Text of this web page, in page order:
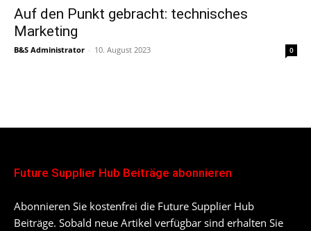
Auf den Punkt gebracht: technisches
Marketing
B&S Administrator - 10. August 2023 0
Future Supplier Hub Beiträge abonnieren
Abonnieren Sie kostenfrei die Future Supplier Hub
Beiträge. Sobald neue Artikel verfügbar sind erhalten Sie